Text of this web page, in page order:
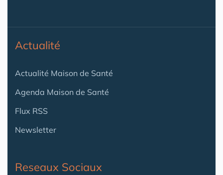
Actualité
Actualité Maison de Santé
Agenda Maison de Santé
Flux RSS
Newsletter
Reseaux Sociaux